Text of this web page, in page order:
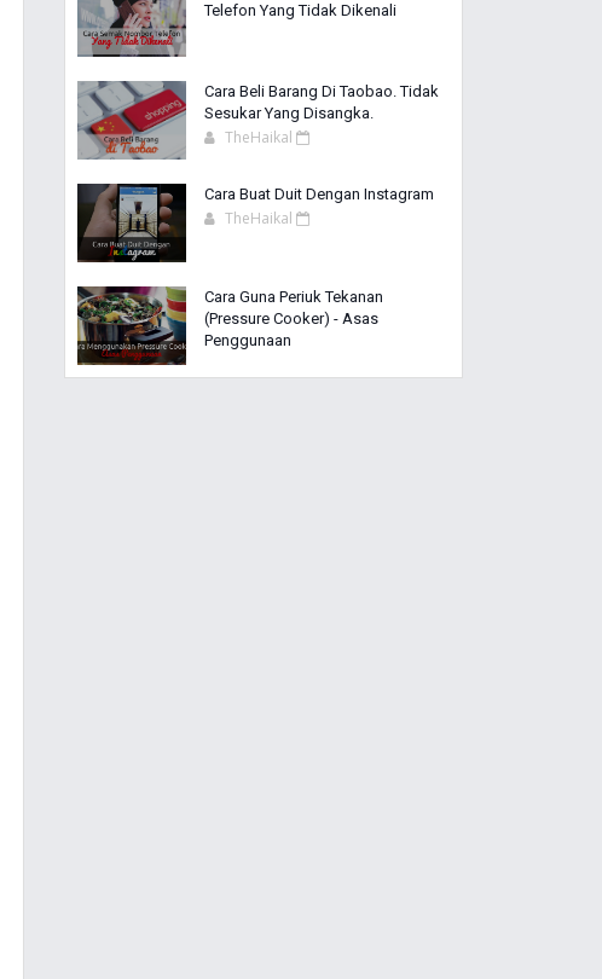
Telefon Yang Tidak Dikenali
Cara Beli Barang Di Taobao. Tidak
Sesukar Yang Disangka.
TheHaikal
Cara Buat Duit Dengan Instagram
TheHaikal
Cara Guna Periuk Tekanan
(Pressure Cooker) - Asas
Penggunaan